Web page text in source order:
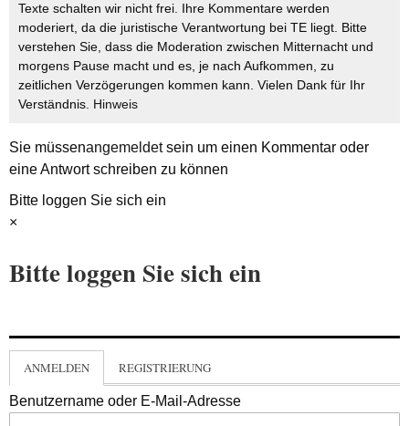
Texte schalten wir nicht frei. Ihre Kommentare werden
moderiert, da die juristische Verantwortung bei TE liegt. Bitte
verstehen Sie, dass die Moderation zwischen Mitternacht und
morgens Pause macht und es, je nach Aufkommen, zu
zeitlichen Verzögerungen kommen kann. Vielen Dank für Ihr
Verständnis. Hinweis
Sie müssenangemeldetsein um einen Kommentar oder
eine Antwort schreiben zu können
Bitte loggen Sie sich ein
×
Bitte loggen Sie sich ein
ANMELDEN REGISTRIERUNG
Benutzername oder E-Mail-Adresse